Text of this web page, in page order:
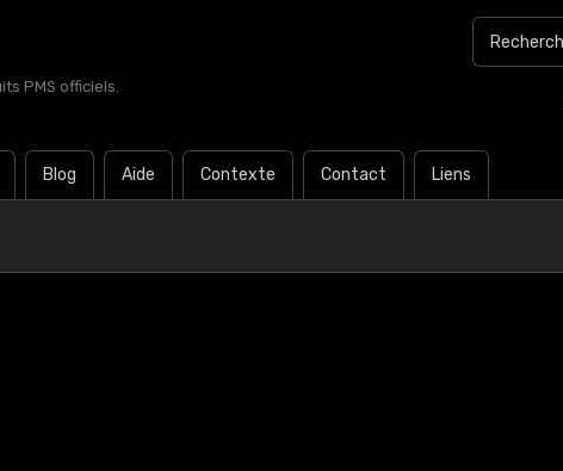
PMS officiels.
Blog Aide Contexte Contact Liens